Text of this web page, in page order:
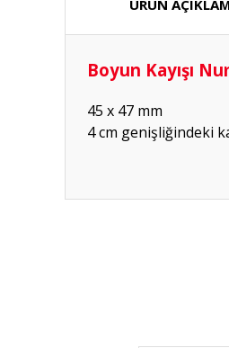
ÜRÜN
Boyun Kayışı
45 x 47 mm
4 cm genişliğindeki